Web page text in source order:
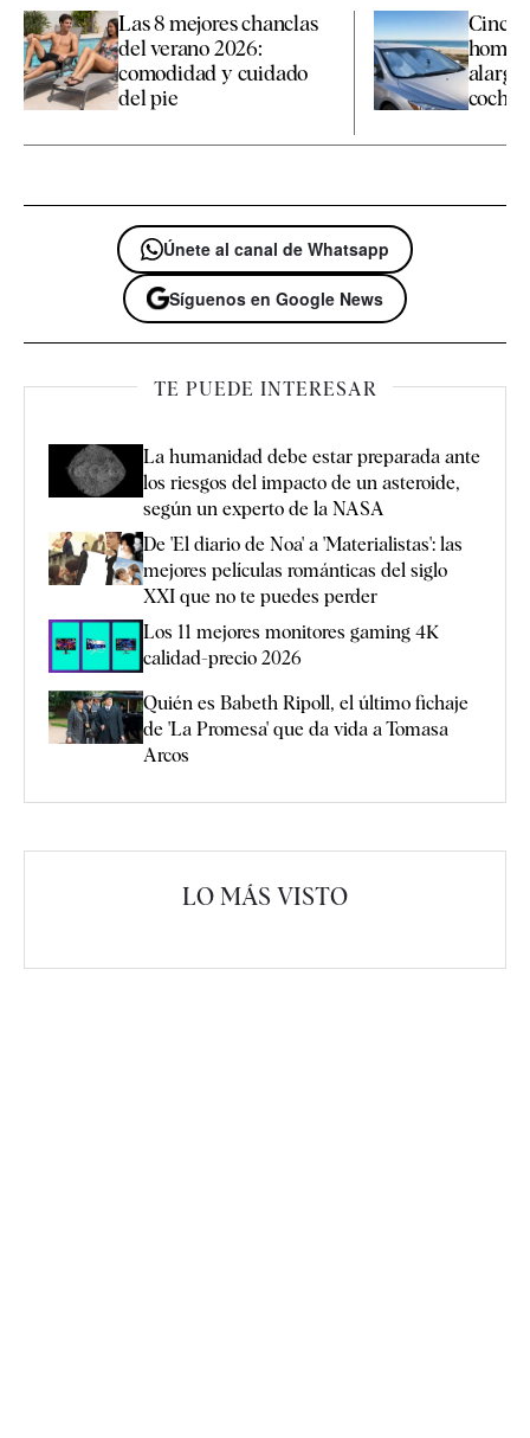
Las 8 mejores chanclas
del verano 2026:
comodidad y cuidado
del pie
Cinco
coche
Únete al canal de Whatsapp
Síguenos en Google News
TE PUEDE INTERESAR
La humanidad debe estar preparada ante
los riesgos del impacto de un asteroide,
según un experto de la NASA
De 'El diario de Noa' a 'Materialistas': las
mejores películas románticas del siglo
XXI que no te puedes perder
Los 11 mejores monitores gaming 4K
calidad-precio 2026
Quién es Babeth Ripoll, el último fichaje
de 'La Promesa' que da vida a Tomasa
Arcos
LO MÁS VISTO